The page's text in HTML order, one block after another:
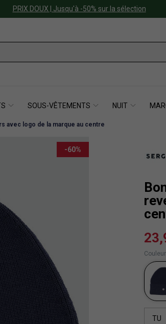
PRIX DOUX | Jusqu'à -50% sur la sélection
SOUS-VÊTEMENTS NUIT
avec logo de la marque au centre
-60%
Couleur
TU